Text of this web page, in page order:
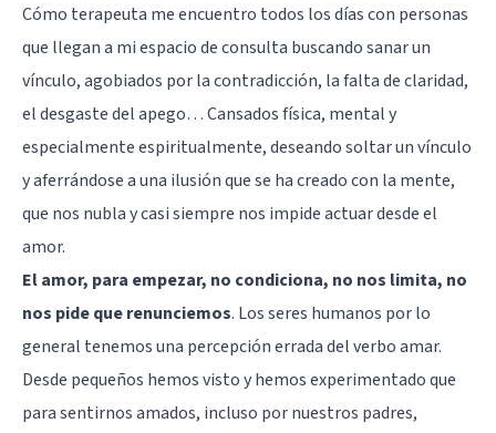
Cómo terapeuta me encuentro todos los días con personas
que llegan a mi espacio de consulta buscando sanar un
vínculo, agobiados por la contradicción, la falta de claridad,
el desgaste del apego… Cansados física, mental y
especialmente espiritualmente, deseando soltar un vínculo
y aferrándose a una ilusión que se ha creado con la mente,
que nos nubla y casi siempre nos impide actuar desde el
amor.
El amor, para empezar, no condiciona, no nos limita, no
nos pide que renunciemos. Los seres humanos por lo
general tenemos una percepción errada del verbo amar.
Desde pequeños hemos visto y hemos experimentado que
para sentirnos amados, incluso por nuestros padres,